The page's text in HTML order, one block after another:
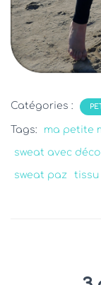
Catégories :
Tags: ma petite
sweat avec
sweat paz tissu